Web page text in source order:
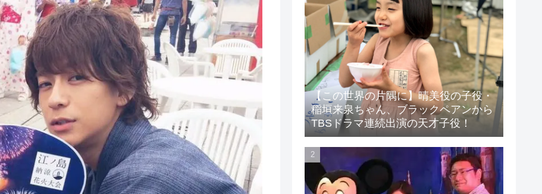
【この世界の片隅に】晴美役の子役・
稲垣来泉ちゃん、ブラックペアンから
TBSドラマ連続出演の天才子役！